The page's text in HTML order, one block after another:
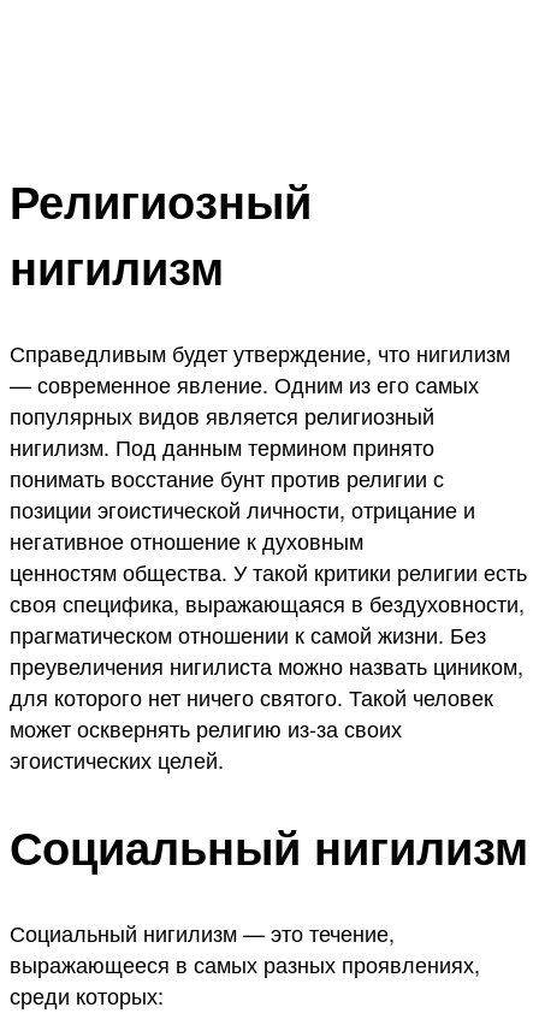
Религиозный
нигилизм
Справедливым будет утверждение, что нигилизм
— современное явление. Одним из его самых
популярных видов является религиозный
нигилизм. Под данным термином принято
понимать восстание бунт против религии с
позиции эгоистической личности, отрицание и
негативное отношение к духовным
ценностям общества. У такой критики религии есть
своя специфика, выражающаяся в бездуховности,
прагматическом отношении к самой жизни. Без
преувеличения нигилиста можно назвать циником,
для которого нет ничего святого. Такой человек
может осквернять религию из-за своих
эгоистических целей.
Социальный нигилизм
Социальный нигилизм — это течение,
выражающееся в самых разных проявлениях,
среди которых: